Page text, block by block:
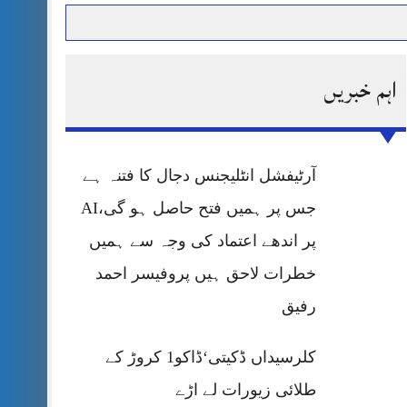
پر قربان
پریس کانفرنس
اہم خبریں
آرٹیفشل انٹلیجنس دجال کا فتنہ ہے
جس پر ہمیں فتح حاصل ہو گی،AI
پر اندھے اعتماد کی وجہ سے ہمیں
خطرات لاحق ہیں پروفیسر احمد
رفیق
کلرسیداں ڈکیتی‘ڈاکو1 کروڑ کے
طلائی زیورات لے اڑے